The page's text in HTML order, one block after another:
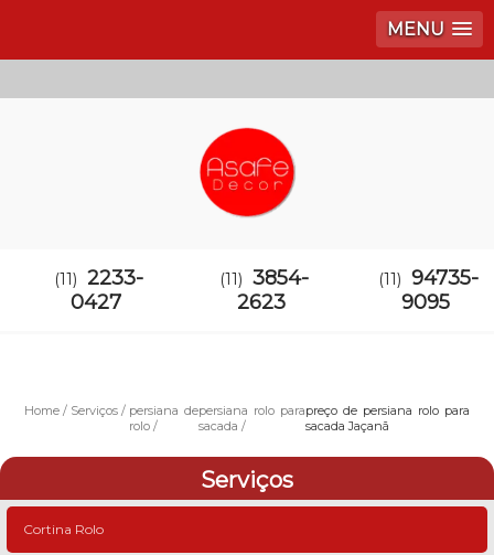
MENU
(11) 2233-
0427
(11) 3854-
2623
(11) 94735-
9095
Home Serviços
persiana de
rolo
persiana rolo para
sacada
preço de persiana rolo para
sacada Jaçanã
Serviços
Cortina Rolo